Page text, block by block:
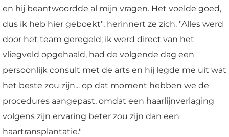
en hij beantwoordde al mijn vragen. Het voelde goed,
dus ik heb hier geboekt", herinnert ze zich. "Alles werd
door het team geregeld; ik werd direct van het
vliegveld opgehaald, had de volgende dag een
persoonlijk consult met de arts en hij legde me uit wat
het beste zou zijn... op dat moment hebben we de
procedures aangepast, omdat een haarlijnverlaging
volgens zijn ervaring beter zou zijn dan een
haartransplantatie."